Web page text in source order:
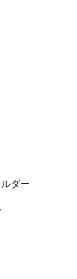
ダー